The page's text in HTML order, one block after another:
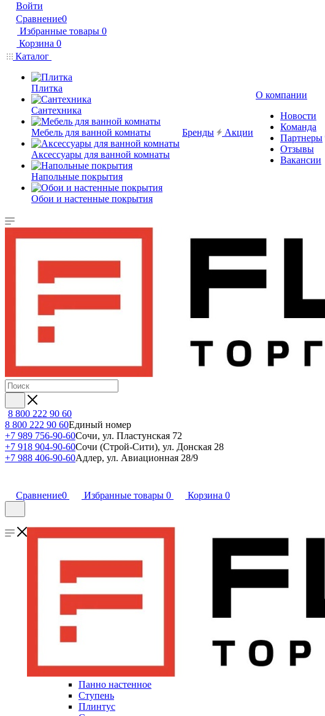
Войти
Сравнение0
Избранные товары 0
Корзина 0
Каталог
Плитка
Сантехника
Мебель для ванной комнаты
Аксессуары для ванной комнаты
Напольные покрытия
Обои и настенные покрытия
Бренды Акции
О компании
Новости
Команда
Партнеры
Отзывы
Вакансии
8 800 222 90 60
8 800 222 90 60Единый номер
+7 989 756-90-60Сочи, ул. Пластунская 72
+7 918 904-90-60Сочи (Строй-Сити), ул. Донская 28
+7 988 406-90-60Адлер, ул. Авиационная 28/9
Сравнение0 Избранные товары 0 Корзина 0
Панно настенное
Ступень
Плинтус